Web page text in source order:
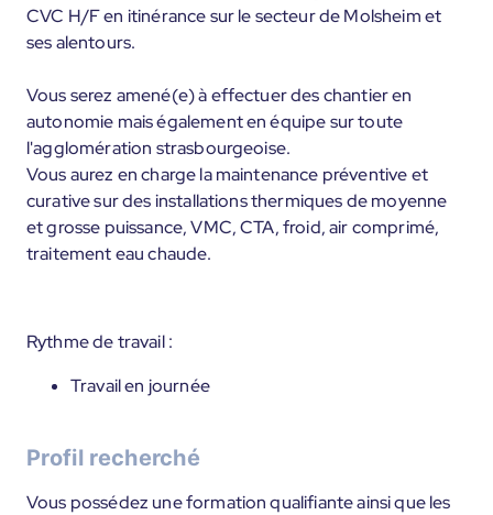
CVC H/F en itinérance sur le secteur de Molsheim et
ses alentours.
Vous serez amené(e) à effectuer des chantier en
autonomie mais également en équipe sur toute
l'agglomération strasbourgeoise.
Vous aurez en charge la maintenance préventive et
curative sur des installations thermiques de moyenne
et grosse puissance, VMC, CTA, froid, air comprimé,
traitement eau chaude.
Rythme de travail :
Travail en journée
Profil recherché
Vous possédez une formation qualifiante ainsi que les